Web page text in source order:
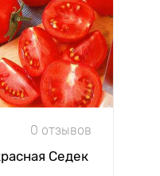
0 отзывов
Седек